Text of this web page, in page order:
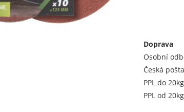
Doprava
Osobní
Česká
PPL do
PPL od